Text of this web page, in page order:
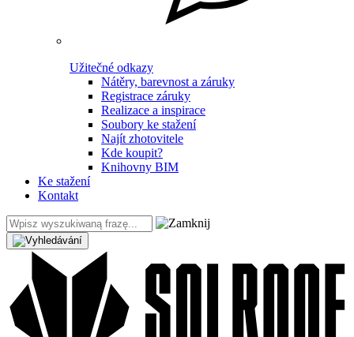
Užitečné odkazy
Nátěry, barevnost a záruky
Registrace záruky
Realizace a inspirace
Soubory ke stažení
Najít zhotovitele
Kde koupit?
Knihovny BIM
Ke stažení
Kontakt